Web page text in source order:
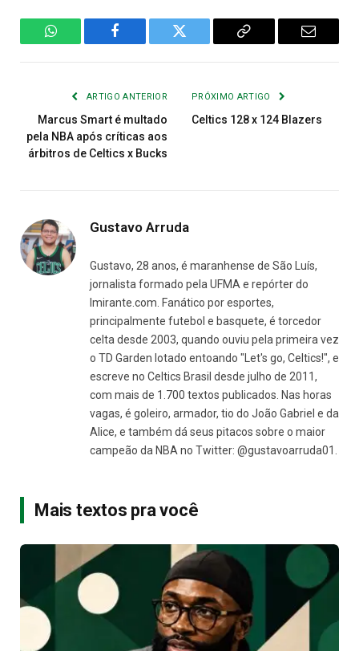
WhatsAppFacebook Twitter
Copiar
E-
ARTIGO ANTERIOR
Marcus Smart é multado
pela NBA após críticas aos
árbitros de Celtics x Bucks
PRÓXIMO ARTIGO
Celtics 128 x 124 Blazers
Gustavo Arruda
Gustavo, 28 anos, é maranhense de São Luís,
jornalista formado pela UFMA e repórter do
Imirante.com. Fanático por esportes,
principalmente futebol e basquete, é torcedor
celta desde 2003, quando ouviu pela primeira vez
o TD Garden lotado entoando "Let's go, Celtics!", e
escreve no Celtics Brasil desde julho de 2011,
com mais de 1.700 textos publicados. Nas horas
vagas, é goleiro, armador, tio do João Gabriel e da
Alice, e também dá seus pitacos sobre o maior
campeão da NBA no Twitter: @gustavoarruda01.
Mais textos pra você